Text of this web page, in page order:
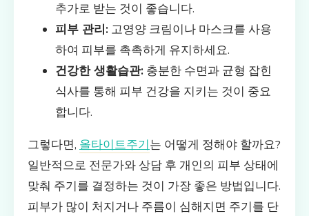
추가로 받는 것이 좋습니다.
피부 관리: 고영양 크림이나 마스크를 사용
하여 피부를 촉촉하게 유지하세요.
건강한 생활습관: 충분한 수면과 균형 잡힌
식사를 통해 피부 건강을 지키는 것이 중요
합니다.
그렇다면, 올타이트주기는 어떻게 정해야 할까요?
일반적으로 전문가와 상담 후 개인의 피부 상태에
맞춰 주기를 결정하는 것이 가장 좋은 방법입니다.
피부가 많이 처지거나 주름이 심해지면 주기를 단